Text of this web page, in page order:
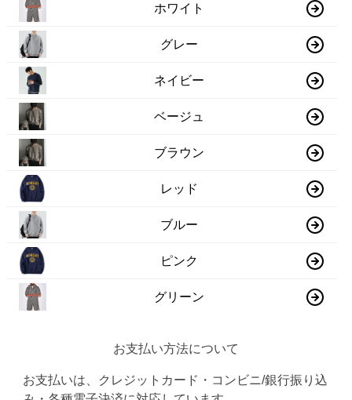
ホワイト
グレー
ネイビー
ベージュ
ブラウン
レッド
ブルー
ピンク
グリーン
お支払い方法について
お支払いは、クレジットカード・コンビニ/銀行振り込